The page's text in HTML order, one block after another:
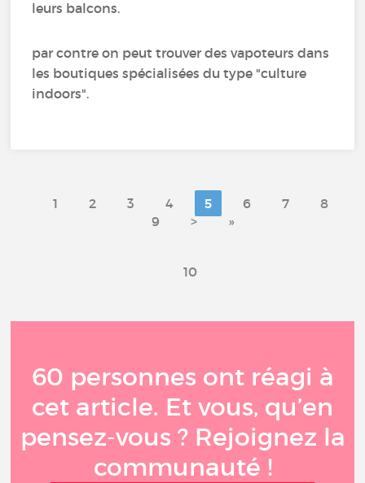
leurs balcons.
par contre on peut trouver des vapoteurs dans
les boutiques spécialisées du type "culture
indoors".
1 2 3 4 5 6 7
8
9
> »
10
60 personnes ont réagi à
cet article. Et vous, qu’en
pensez-vous ? Rejoignez la
communauté !